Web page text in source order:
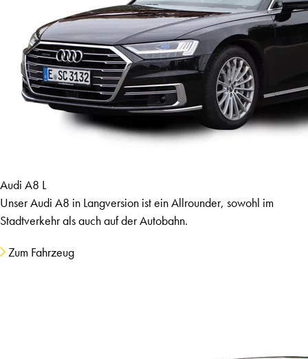
Audi A8 L
Unser Audi A8 in Langversion ist ein Allrounder, sowohl im
Stadtverkehr als auch auf der Autobahn.
Zum Fahrzeug